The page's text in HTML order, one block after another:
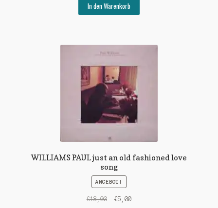
war:
€18,00€5,00.
In den Warenkorb
WILLIAMS PAUL just an old fashioned love
song
ANGEBOT!
€18,00
Ursprünglicher
€5,00Aktueller